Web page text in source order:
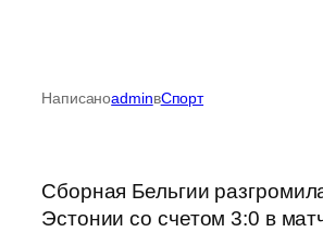
НаписаноadminвСпорт
Сборная Бельгии
Эстонии со счетом 3:0 в